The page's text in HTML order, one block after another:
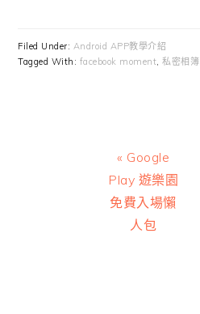
Filed Under: Android APP教學介紹
Tagged With: facebook moment,私密相簿
Previous
Post:
« Google
Play 遊樂園
免費入場懶
人包